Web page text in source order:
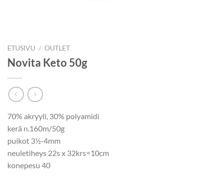
ETUSIVU / OUTLET
Novita Keto 50g
70% akryyli, 30% polyamidi
kerä n.160m/50g
puikot 3½-4mm
neuletiheys 22s x 32krs=10cm
konepesu 40